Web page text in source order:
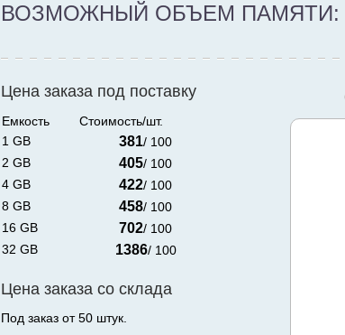
ВОЗМОЖНЫЙ ОБЪЕМ ПАМЯТИ:
Цена заказа под поставку
Емкость
Стоимость/шт.
1 GB
381/ 100
2 GB
405/ 100
4 GB
422/ 100
8 GB
458/ 100
16 GB
702/ 100
32 GB
1386/ 100
Цена заказа со склада
Под заказ от 50 штук.